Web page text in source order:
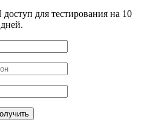
для тестирования на 10
дней.